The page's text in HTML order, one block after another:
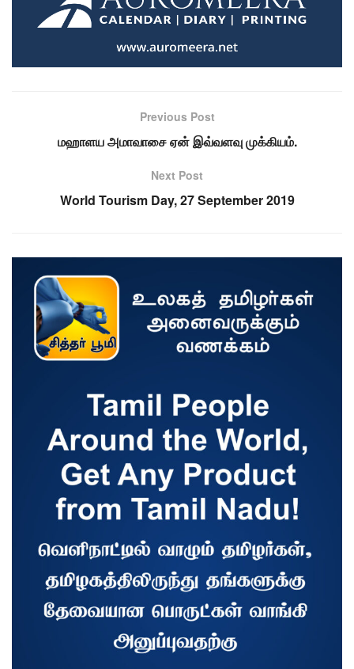
Previous Post
மஹாளய அமாவாசை ஏன் இவ்வளவு முக்கியம்.
Next Post
World Tourism Day, 27 September 2019